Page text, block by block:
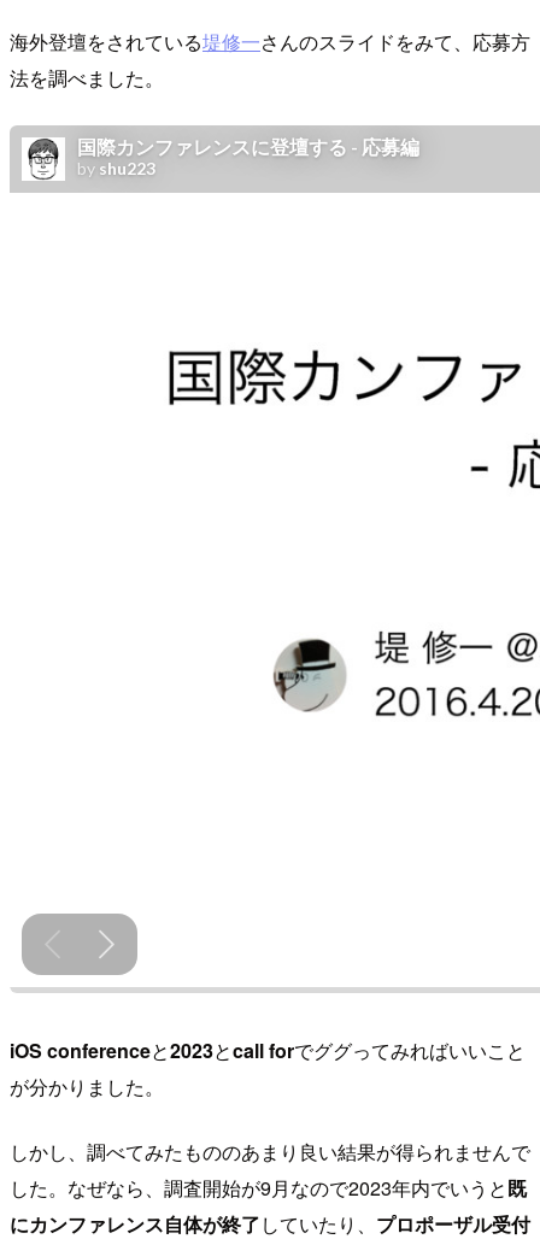
海外登壇をされている堤修一さんのスライドをみて、応募方
法を調べました。
iOS conferenceと2023とcall forでググってみればいいこと
が分かりました。
しかし、調べてみたもののあまり良い結果が得られませんで
した。なぜなら、調査開始が9月なので2023年内でいうと既
にカンファレンス自体が終了していたり、 プロポーザル受付